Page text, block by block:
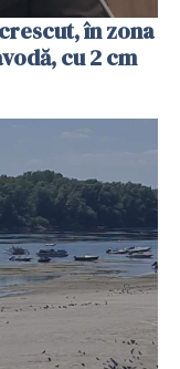
în zona
cu 2 cm